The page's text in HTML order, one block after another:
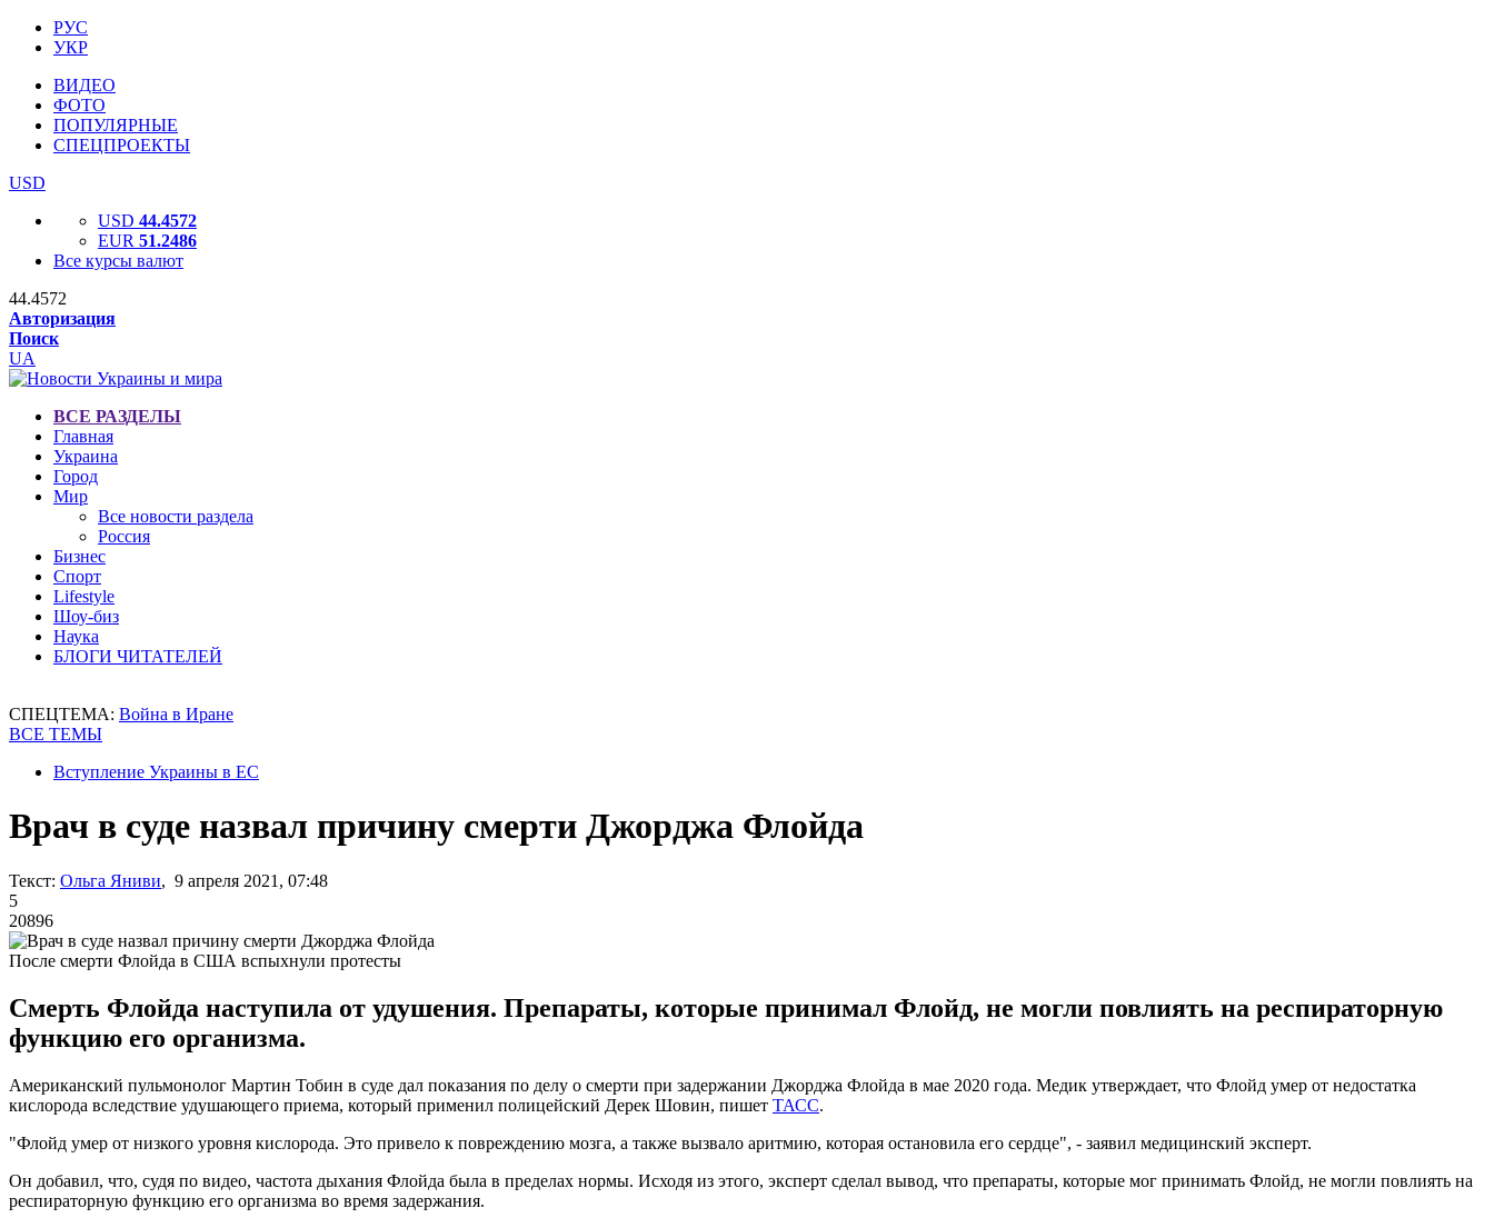
РУС
УКР
ВИДЕО
ФОТО
ПОПУЛЯРНЫЕ
СПЕЦПРОЕКТЫ
USD
USD 44.4572
EUR 51.2486
Все курсы валют
44.4572
Авторизация
Поиск
UA
ВСЕ РАЗДЕЛЫ
Главная
Украина
Город
Мир
Все новости раздела
Россия
Бизнес
Спорт
Lifestyle
Шоу-биз
Наука
БЛОГИ ЧИТАТЕЛЕЙ
СПЕЦТЕМА: Война в Иране
ВСЕ ТЕМЫ
Вступление Украины в ЕС
Врач в суде назвал причину смерти Джорджа Флойда
Текст: Ольга Яниви, 9 апреля 2021, 07:48
5
20896
После смерти Флойда в США вспыхнули протесты
Смерть Флойда наступила от удушения. Препараты, которые принимал Флойд, не могли повлиять на респираторную
функцию его организма.
Американский пульмонолог Мартин Тобин в суде дал показания по делу о смерти при задержании Джорджа Флойда в мае 2020 года. Медик утверждает, что Флойд умер от недостатка
кислорода вследствие удушающего приема, который применил полицейский Дерек Шовин, пишет ТАСС.
"Флойд умер от низкого уровня кислорода. Это привело к повреждению мозга, а также вызвало аритмию, которая остановила его сердце", - заявил медицинский эксперт.
Он добавил, что, судя по видео, частота дыхания Флойда была в пределах нормы. Исходя из этого, эксперт сделал вывод, что препараты, которые мог принимать Флойд, не могли повлиять на
респираторную функцию его организма во время задержания.